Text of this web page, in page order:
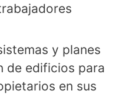
y planes
de edificios para
en sus